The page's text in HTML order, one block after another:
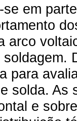
em
arco
para
solda.
e